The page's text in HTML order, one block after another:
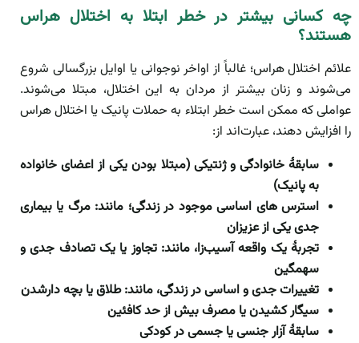
چه کسانی بیشتر در خطر ابتلا به اختلال هراس
هستند؟
علائم اختلال هراس؛ غالباً از اواخر نوجوانی یا اوایل بزرگسالی شروع
می‌شوند و زنان بیشتر از مردان به این اختلال، مبتلا می‌شوند.
عواملی که ممکن است خطر ابتلاء به حملات پانیک یا اختلال هراس
را افزایش دهند، عبارت‌ا‌ند از:
سابقۀ خانوادگی و ژنتیکی (مبتلا بودن یکی از اعضای خانواده
به پانیک)
استرس های اساسی موجود در زندگی؛ مانند: مرگ یا بیماری
جدی یکی از عزیزان
تجربۀ یک واقعه آسیب‌زا، مانند: تجاوز یا یک تصادف جدی و
سهمگین
تغییرات جدی و اساسی در زندگی، مانند: طلاق یا بچه دار‌شدن
سیگار کشیدن یا مصرف بیش از حد کافئین
سابقۀ آزار جنسی یا جسمی در کودکی